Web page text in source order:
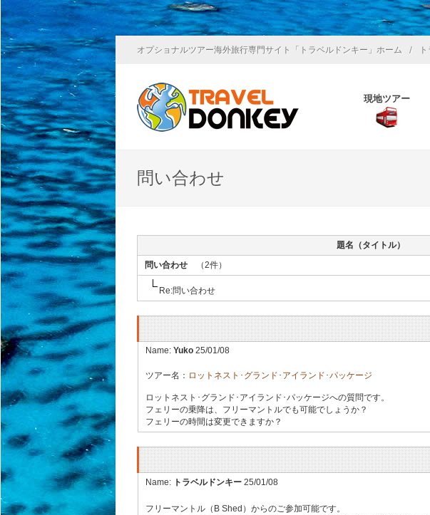
オプショナルツアー海外旅行専門サイト「トラベルドンキー」ホーム /
現地ツアー
問い合わせ
題名（タイトル）
問い合わせ （2件）
Re:問い合わせ
Name: Yuko 25/01/08
ツアー名： ロットネスト･グランド･アイランド･パッケージ
ロットネスト･グランド･アイランド･パッケージへの質問です。
フェリーの乗降は、フリーマントルでも可能でしょうか？
フェリーの時間は変更できますか？
Name:
トラベルドンキー 25/01/08
フリーマントル（B Shed）からのご参加可能です。